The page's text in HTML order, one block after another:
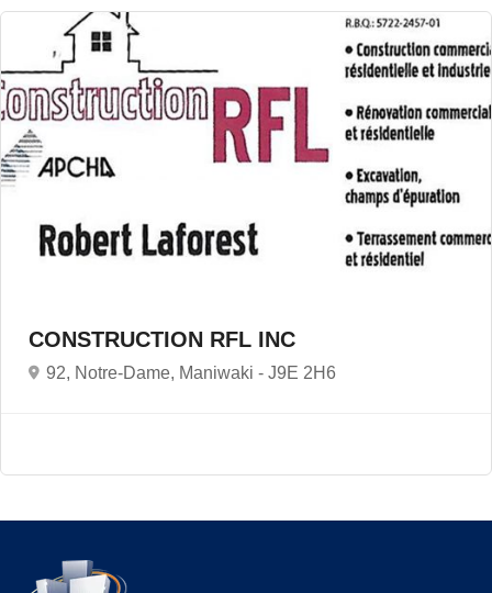
CONSTRUCTION RFL INC
92, Notre-Dame, Maniwaki - J9E 2H6